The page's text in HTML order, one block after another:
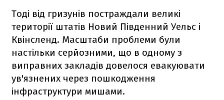
Тоді від гризунів постраждали великі
території штатів Новий Південний Уельс і
Квінсленд. Масштаби проблеми були
настільки серйозними, що в одному з
виправних закладів довелося евакуювати
ув'язнених через пошкодження
інфраструктури мишами.